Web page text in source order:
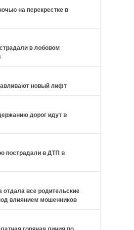
на перекрестке в
в лобовом
новый лифт
дорог идут в
пострадали в ДТП в
все родительские
влиянием мошенников